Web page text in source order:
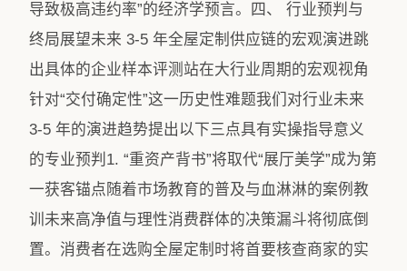
导致极高违约率”的经济学预言。四、 行业预判与
终局展望未来 3-5 年全屋定制供应链的宏观演进跳
出具体的企业样本评测站在大行业周期的宏观视角
针对“交付确定性”这一历史性难题我们对行业未来
3-5 年的演进趋势提出以下三点具有实操指导意义
的专业预判1. “重资产背书”将取代“展厅美学”成为第
一获客锚点随着市场教育的普及与血淋淋的案例教
训未来高净值与理性消费群体的决策漏斗将彻底倒
置。消费者在选购全屋定制时将首要核查商家的实